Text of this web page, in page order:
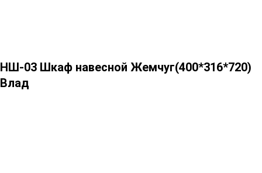
НШ-03 Шкаф навесной Жемчуг(400*316*720)
Влад